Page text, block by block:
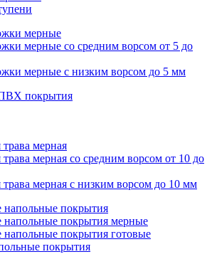
мерные
мерные со средним ворсом от 5 до
мерные с низким ворсом до 5 мм
покрытия
мерная
трава мерная со средним ворсом от 10 до
трава мерная с низким ворсом до 10 мм
напольные покрытия
напольные покрытия мерные
напольные покрытия готовые
покрытия